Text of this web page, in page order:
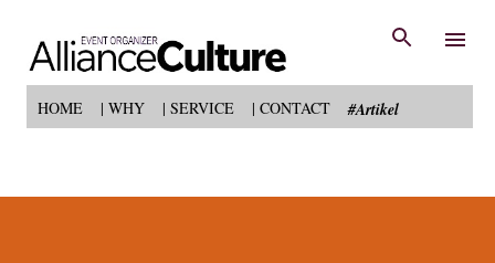
HOME | WHY | SERVICE | CONTACT #Artikel